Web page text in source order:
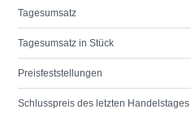
Tagesumsatz
Tagesumsatz in Stück
Preisfeststellungen
Schlusspreis des letzten Handelstages